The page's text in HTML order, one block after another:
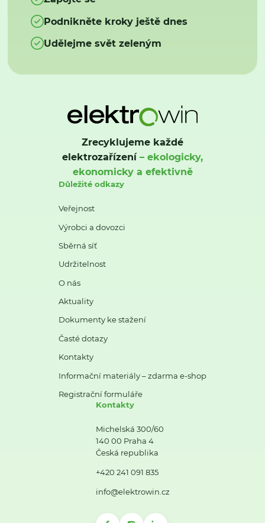
Podnikněte kroky ještě dnes
Udělejme svět zeleným
Zrecyklujeme každé
elektrozařízení– ekologicky,
ekonomicky a efektivně
Důležité odkazy
Veřejnost
Výrobci a dovozci
Sběrná síť
Udržitelnost
O nás
Aktuality
Dokumenty ke stažení
Časté dotazy
Kontakty
Informační materiály – zdarma e-shop
Registrační formuláře
Kontakty
Michelská 300/60
140 00 Praha 4
Česká republika
+420 241 091 835
info@elektrowin.cz